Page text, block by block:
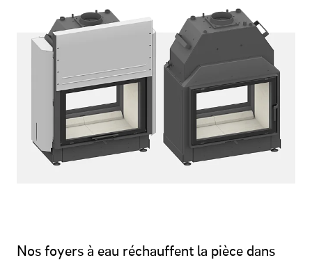
Nos foyers à eau réchauffent la pièce dans